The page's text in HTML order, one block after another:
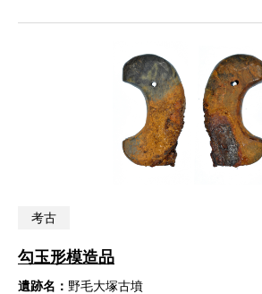
考古
勾玉形模造品
遺跡名： 野毛大塚古墳